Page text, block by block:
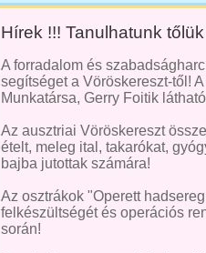
Hírek !!! Tanulhatunk
A forradalom és
segítséget a Vöröskereszt-től!
Munkatársa, Gerry Foitik
Az ausztriai Vöröskereszt
ételt, meleg ital, takarókat,
bajba jutottak számára!
Az osztrákok "Operett
felkészültségét és operációs
során!